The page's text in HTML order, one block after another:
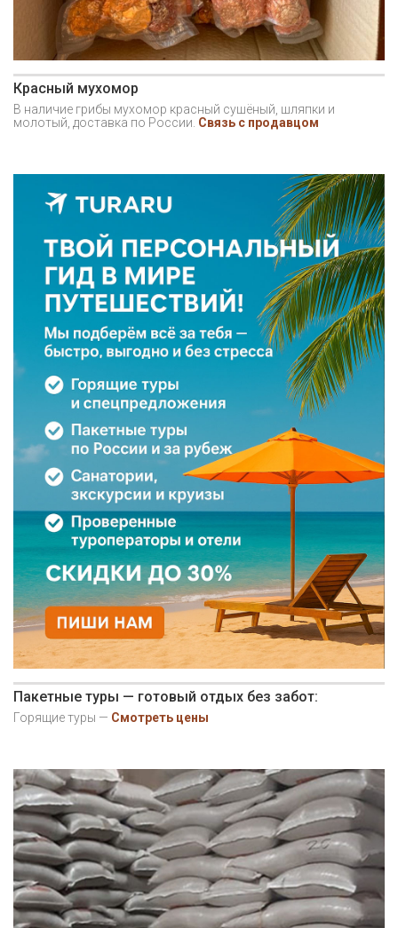
Красный мухомор
В наличие грибы мухомор красный сушёный, шляпки и
молотый, доставка по России. Связь с продавцом
Пакетные туры — готовый отдых без забот:
Горящие туры — Смотреть цены